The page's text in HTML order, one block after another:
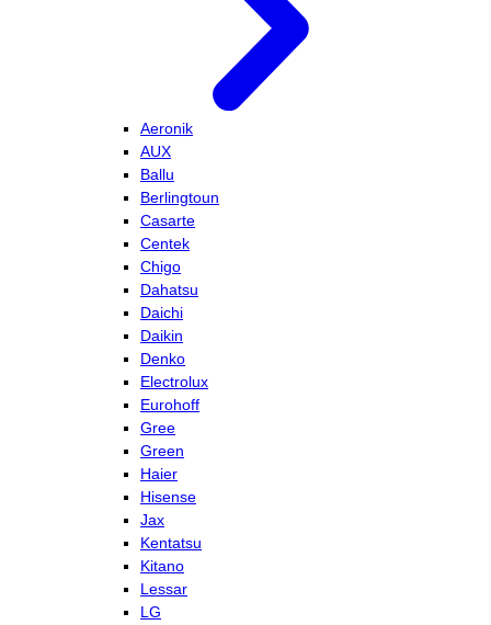
Aeronik
AUX
Ballu
Berlingtoun
Casarte
Centek
Chigo
Dahatsu
Daichi
Daikin
Denko
Electrolux
Eurohoff
Gree
Green
Haier
Hisense
Jax
Kentatsu
Kitano
Lessar
LG